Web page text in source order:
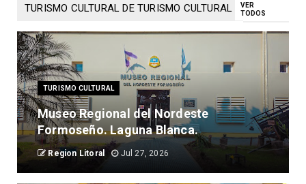
TURISMO CULTURAL DE TURISMO CULTURAL
VER
TODOS
TURISMO CULTURAL
Museo Regional del Nordeste
Formoseño. Laguna Blanca.
Region Litoral Jul 27, 2026